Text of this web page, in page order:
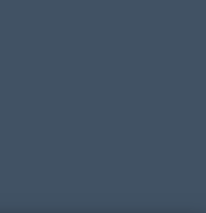
della vicinanza